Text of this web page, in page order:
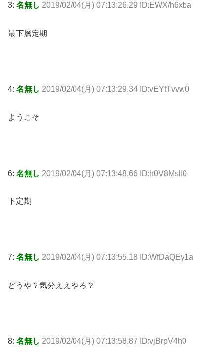
3: 名無し 2019/02/04(月) 07:13:26.29 ID:EWX/h6xba
最下層定期
4: 名無し 2019/02/04(月) 07:13:29.34 ID:vEYtTvvw0
ようこそ
6: 名無し 2019/02/04(月) 07:13:48.66 ID:h0V8MslI0
下定期
7: 名無し 2019/02/04(月) 07:13:55.18 ID:WfDaQEy1a
どうや？気分ええやろ？
8: 名無し 2019/02/04(月) 07:13:58.87 ID:vjBrpV4h0